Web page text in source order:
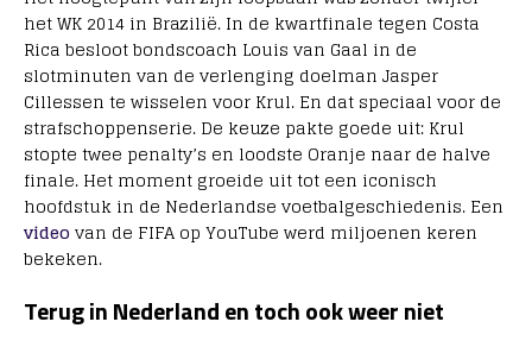
het WK 2014 in Brazilië. In de kwartfinale tegen Costa
Rica besloot bondscoach Louis van Gaal in de
slotminuten van de verlenging doelman Jasper
Cillessen te wisselen voor Krul. En dat speciaal voor de
strafschoppenserie. De keuze pakte goede uit: Krul
stopte twee penalty’s en loodste Oranje naar de halve
finale. Het moment groeide uit tot een iconisch
hoofdstuk in de Nederlandse voetbalgeschiedenis. Een
video van de FIFA op YouTube werd miljoenen keren
bekeken.
Terug in Nederland en toch ook weer niet